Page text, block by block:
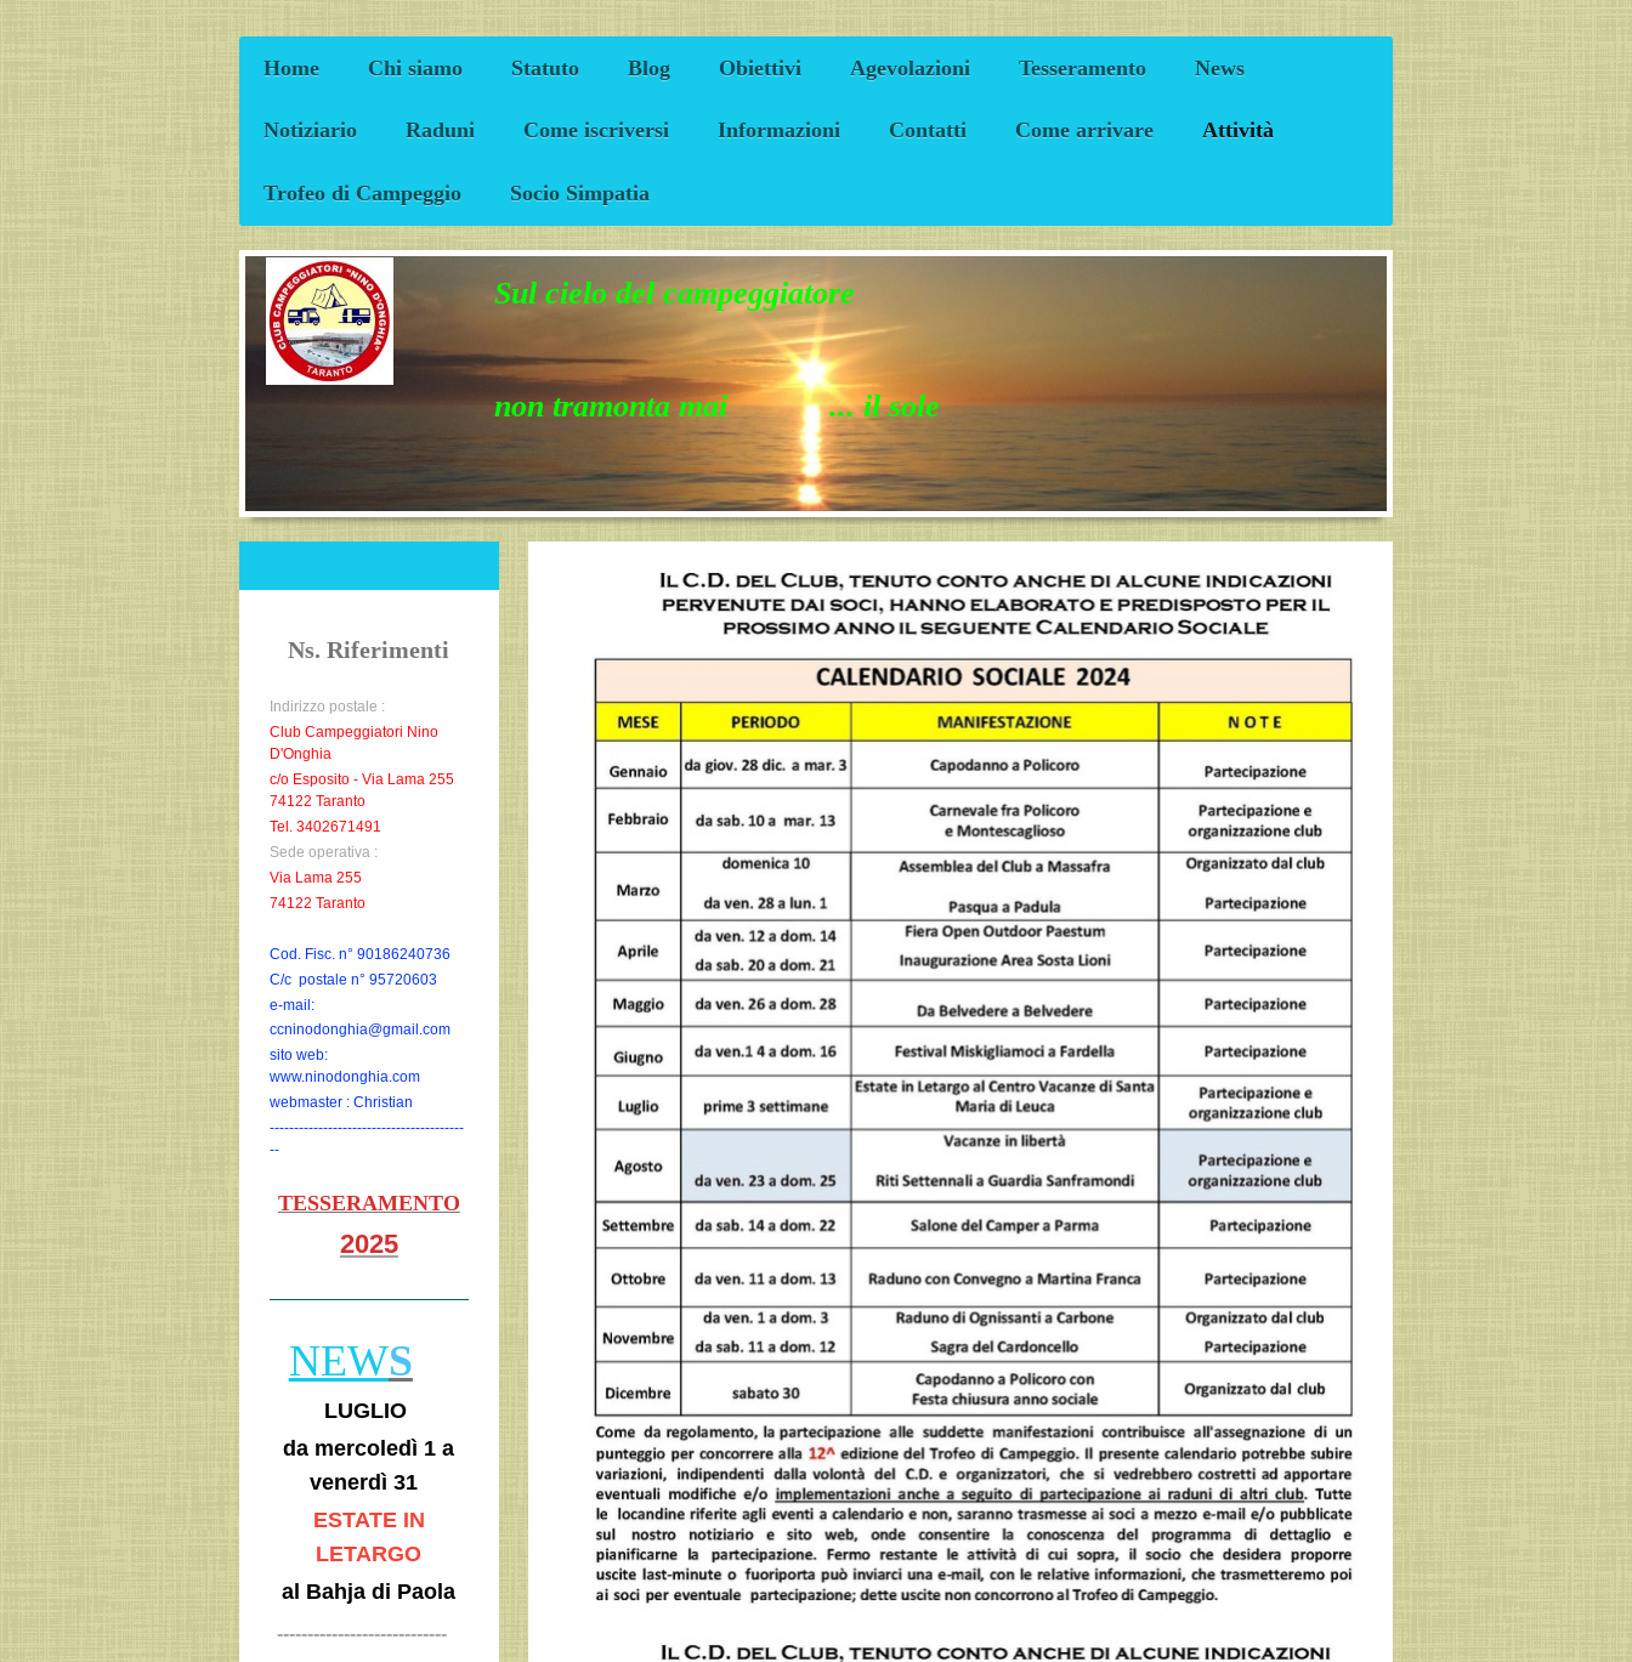
Home Chi siamo Statuto Blog Obiettivi Agevolazioni Tesseramento News
Notiziario Raduni Come iscriversi Informazioni Contatti Come arrivare Attività
Trofeo di Campeggio Socio Simpatia
Sul cielo del campeggiatore
non tramonta mai ... il sole
Ns. Riferimenti
Indirizzo postale :
Club Campeggiatori Nino
D'Onghia
c/o Esposito - Via Lama 255
74122 Taranto
Tel. 3402671491
Sede operativa :
Via Lama 255
74122 Taranto
Cod. Fisc. n° 90186240736
C/c postale n° 95720603
e-mail:
ccninodonghia@gmail.com
sito web:
www.ninodonghia.com
webmaster : Christian
----------------------------------------
--
TESSERAMENTO
2025
NEWS
LUGLIO
da mercoledì 1 a
venerdì 31
ESTATE IN
LETARGO
al Bahja di Paola
----------------------------